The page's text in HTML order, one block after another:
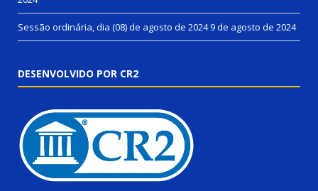
Sessão ordinária, dia (08) de agosto de 20249 de agosto de 2024
DESENVOLVIDO POR CR2